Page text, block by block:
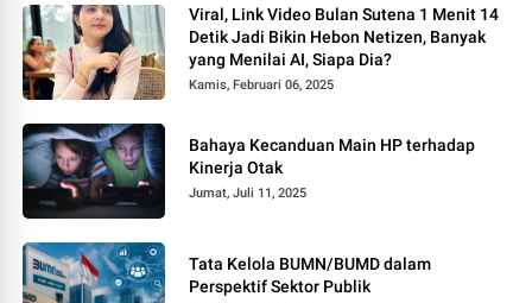
Viral, Link Video Bulan Sutena 1 Menit 14
Detik Jadi Bikin Hebon Netizen, Banyak
yang Menilai AI, Siapa Dia?
Kamis, Februari 06, 2025
Bahaya Kecanduan Main HP terhadap
Kinerja Otak
Jumat, Juli 11, 2025
Tata Kelola BUMN/BUMD dalam
Perspektif Sektor Publik